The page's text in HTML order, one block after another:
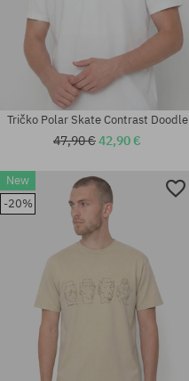
Dostupné veľkosti:
XL
Tričko Polar Skate Contrast Doodle
47,90 €42,90 €
New
-20%